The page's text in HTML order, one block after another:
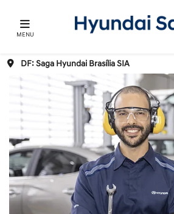
MENU
DF: Saga Hyundai Brasília SIA